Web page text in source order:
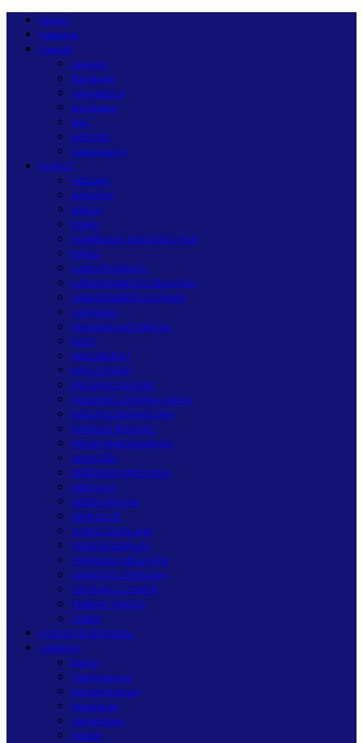
Home
Nasional
Daerah
Jakarta
Bandung
Yogyakarta
Surabaya
Bali
MEDAN
Palembang
SUMUT
MEDAN
ASAHAN
BINJAI
DAIRI
HUMBANG HASUNDUTAN
KARO
LABUHANBATU
LABUHANBATU SELATAN
LABUHANBATU UTARA
LANGKAT
MANDAILING NATAL
NIAS
NIAS BARAT
NIAS UTARA
PADANG LAWAS
PADANG LAWAS UTARA
PADANGSIDIMPUAN
PAKPAK BHARAT
PEMATANGSIANTAR
SAMOSIR
SERDANG BEDAGAI
SIBOLGA
SIMALUNGUN
SIMEULUE
SUBULUSSALAM
TANJUNGBALAI
TAPANULI SELATAN
TAPANULI TENGAH
TAPANULI UTARA
TEBING TINGGI
TOBA
HUKUM & KRIMINAL
LAINNYA
Bisnis
Internasional
Pemerintahan
Kesehatan
Pendidikan
Politik